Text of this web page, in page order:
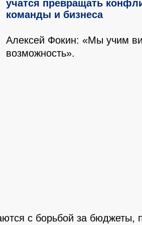
учатся превращать
команды и бизнеса
Алексей Фокин: «Мы учим
возможность».
с борьбой за бюджеты,